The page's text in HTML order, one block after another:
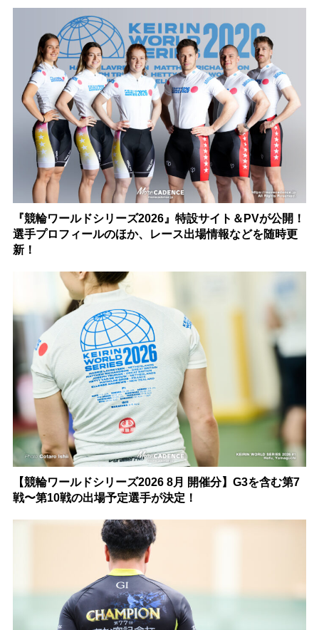
『競輪ワールドシリーズ2026』特設サイト＆PVが公開！
選手プロフィールのほか、レース出場情報などを随時更
新！
【競輪ワールドシリーズ2026 8月 開催分】G3を含む第7
戦〜第10戦の出場予定選手が決定！